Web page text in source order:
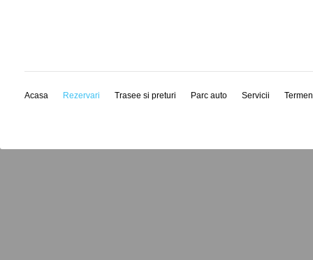
Acasa Rezervari Trasee si preturi Parc auto Servicii